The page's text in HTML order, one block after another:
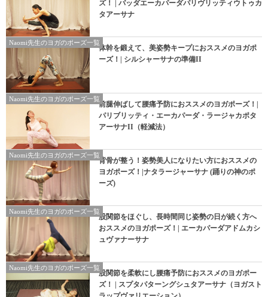
ズ！ | バッダエーカパーダパリヴリッティウトゥカ
タアーサナ
Naomi先生のヨガのポーズ一覧
体幹を鍛えて、美姿勢キープにおススメのヨガポ
ーズ！| シルシャーサナの準備II
Naomi先生のヨガのポーズ一覧
前腿伸ばして腰痛予防におススメのヨガポーズ！|
パリブリッティ・エーカパーダ・ラージャカポタ
アーサナII（軽減法）
Naomi先生のヨガのポーズ一覧
背骨が整う！姿勢美人になりたい方におススメの
ヨガポーズ！|ナタラージャーサナ (踊りの神のポ
ーズ)
Naomi先生のヨガのポーズ一覧
股関節をほぐし、長時間同じ姿勢の日が続く方へ
おススメのヨガポーズ！| エーカパーダアドムカシ
ュヴァナーサナ
Naomi先生のヨガのポーズ一覧
股関節を柔軟にし腰痛予防におススメのヨガポー
ズ！ | スプタパターングシュタアーサナ（ヨガスト